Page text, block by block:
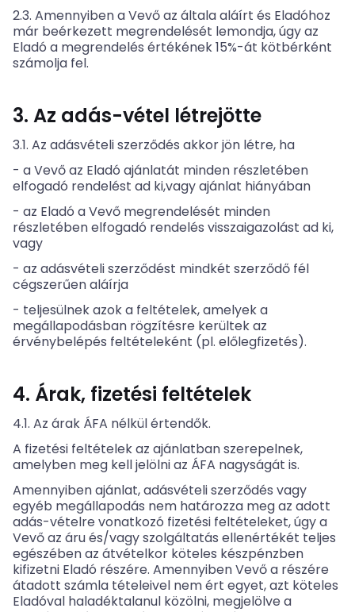
2.3. Amennyiben a Vevő az általa aláírt és Eladóhoz
már beérkezett megrendelését lemondja, úgy az
Eladó a megrendelés értékének 15%-át kötbérként
számolja fel.
3. Az adás-vétel létrejötte
3.1. Az adásvételi szerződés akkor jön létre, ha
- a Vevő az Eladó ajánlatát minden részletében
elfogadó rendelést ad ki,vagy ajánlat hiányában
- az Eladó a Vevő megrendelését minden
részletében elfogadó rendelés visszaigazolást ad ki,
vagy
- az adásvételi szerződést mindkét szerződő fél
cégszerűen aláírja
- teljesülnek azok a feltételek, amelyek a
megállapodásban rögzítésre kerültek az
érvénybelépés feltételeként (pl. előlegfizetés).
4. Árak, fizetési feltételek
4.1. Az árak ÁFA nélkül értendők.
A fizetési feltételek az ajánlatban szerepelnek,
amelyben meg kell jelölni az ÁFA nagyságát is.
Amennyiben ajánlat, adásvételi szerződés vagy
egyéb megállapodás nem határozza meg az adott
adás-vételre vonatkozó fizetési feltételeket, úgy a
Vevő az áru és/vagy szolgáltatás ellenértékét teljes
egészében az átvételkor köteles készpénzben
kifizetni Eladó részére. Amennyiben Vevő a részére
átadott számla tételeivel nem ért egyet, azt köteles
Eladóval haladéktalanul közölni, megjelölve a